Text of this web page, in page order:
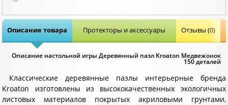
Описание товара Протекторы и аксессуары Отзывы (0)
Описание настольной игры Деревянный пазл Kroaton Медвежонок
150 деталей
Классические деревянные пазлы интерьерные бренда
Kroaton изготовлены из высококачественных экологичных
листовых материалов покрытых акриловыми грунтами,